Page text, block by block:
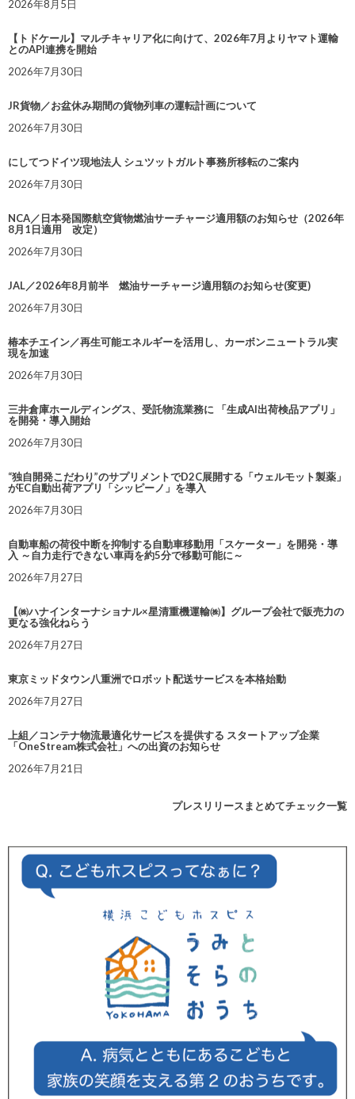
2026年8月5日
【トドケール】マルチキャリア化に向けて、2026年7月よりヤマト運輸
とのAPI連携を開始
2026年7月30日
JR貨物／お盆休み期間の貨物列車の運転計画について
2026年7月30日
にしてつドイツ現地法人 シュツットガルト事務所移転のご案内
2026年7月30日
NCA／日本発国際航空貨物燃油サーチャージ適用額のお知らせ（2026年
8月1日適用 改定）
2026年7月30日
JAL／2026年8月前半 燃油サーチャージ適用額のお知らせ(変更)
2026年7月30日
椿本チエイン／再生可能エネルギーを活用し、カーボンニュートラル実
現を加速
2026年7月30日
三井倉庫ホールディングス、受託物流業務に 「生成AI出荷検品アプリ」
を開発・導入開始
2026年7月30日
“独自開発こだわり”のサプリメントでD2C展開する「ウェルモット製薬」
がEC自動出荷アプリ「シッピーノ」を導入
2026年7月30日
自動車船の荷役中断を抑制する自動車移動用「スケーター」を開発・導
入 ～自力走行できない車両を約5分で移動可能に～
2026年7月27日
【㈱ハナインターナショナル×星清重機運輸㈱】グループ会社で販売力の
更なる強化ねらう
2026年7月27日
東京ミッドタウン八重洲でロボット配送サービスを本格始動
2026年7月27日
上組／コンテナ物流最適化サービスを提供する スタートアップ企業
「OneStream株式会社」への出資のお知らせ
2026年7月21日
プレスリリースまとめてチェック一覧